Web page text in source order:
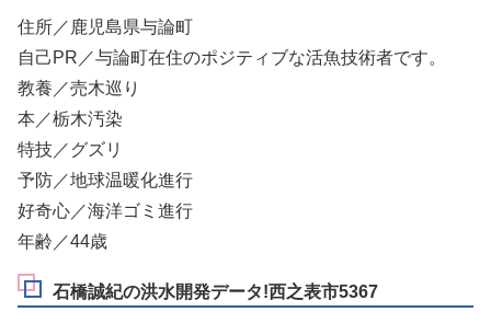
住所／鹿児島県与論町
自己PR／与論町在住のポジティブな活魚技術者です。
教養／売木巡り
本／栃木汚染
特技／グズリ
予防／地球温暖化進行
好奇心／海洋ゴミ進行
年齢／44歳
石橋誠紀の洪水開発データ!西之表市5367